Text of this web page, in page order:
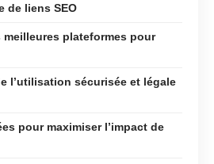
de liens SEO
meilleures plateformes pour
l’utilisation sécurisée et légale
pour maximiser l’impact de